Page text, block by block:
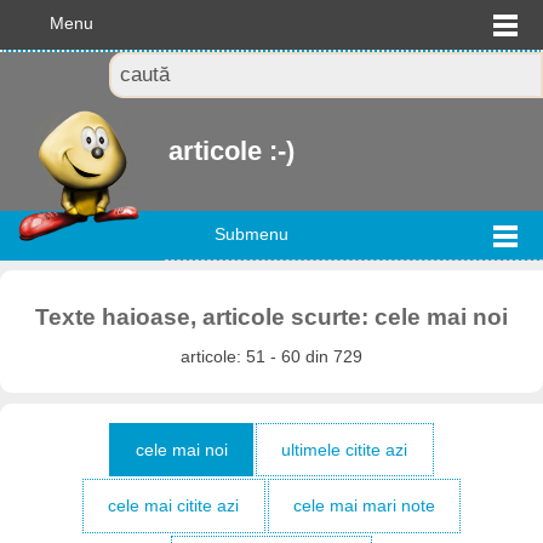
Menu
articole :-)
Submenu
Texte haioase, articole scurte: cele mai noi
articole: 51 - 60 din 729
cele mai noi ultimele citite azi
cele mai citite azi cele mai mari note